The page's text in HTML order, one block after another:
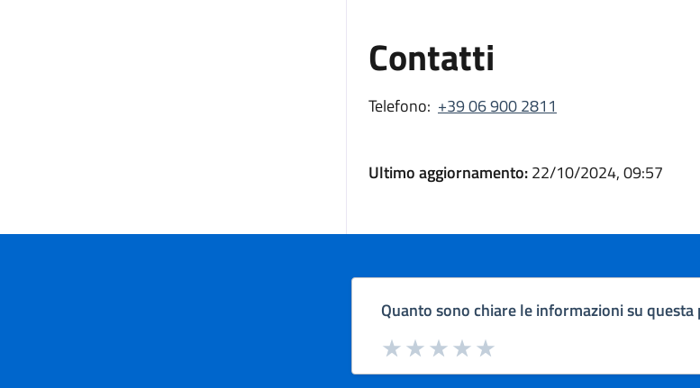
Contatti
Telefono: +39 06 900 2811
Ultimo aggiornamento:22/10/2024, 09:57
Quanto sono chiare le informazioni su questa
Valuta da 1 a 5 stelle la pagina
Valuta 5 stelle su 5
Valuta 4 stelle su 5
Valuta 3 stelle su 5
Valuta 2 stelle su 5
Valuta 1 stelle su 5